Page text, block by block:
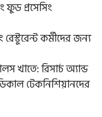
ফুড প্রসেসিং
কর্মীদের জন্য
খাতে: রিসার্চ অ্যান্ড
টেকনিশিয়ানদের